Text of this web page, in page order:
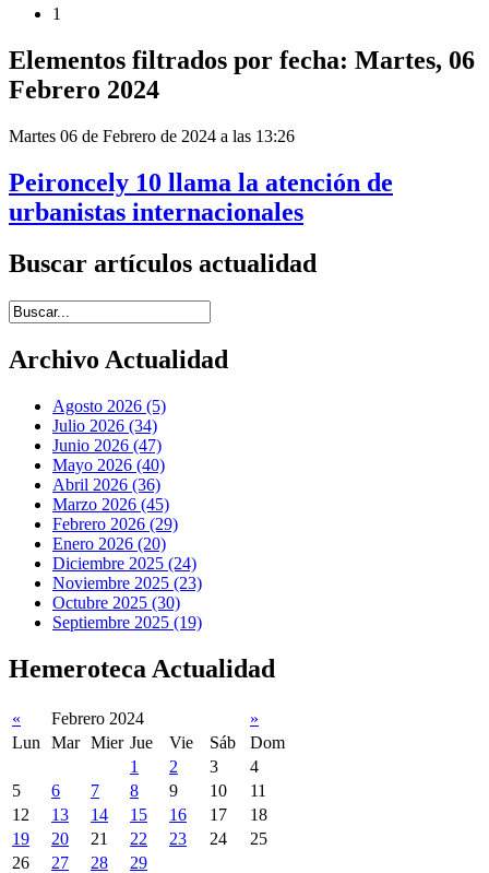
1
Elementos filtrados por fecha: Martes, 06
Febrero 2024
Martes 06 de Febrero de 2024 a las 13:26
Peironcely 10 llama la atención de
urbanistas internacionales
Buscar artículos actualidad
Introduce términos de búsqueda
Archivo Actualidad
Agosto 2026 (5)
Julio 2026 (34)
Junio 2026 (47)
Mayo 2026 (40)
Abril 2026 (36)
Marzo 2026 (45)
Febrero 2026 (29)
Enero 2026 (20)
Diciembre 2025 (24)
Noviembre 2025 (23)
Octubre 2025 (30)
Septiembre 2025 (19)
Hemeroteca Actualidad
« Febrero 2024
»
Lun
Mar Mier Jue Vie Sáb
Dom
1
2 3
4
5
6 7 8 9 10
11
12
13 14 15 16 17
18
19
20 21 22 23 24
25
26
27 28 29